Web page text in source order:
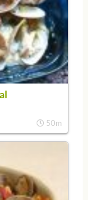
50m